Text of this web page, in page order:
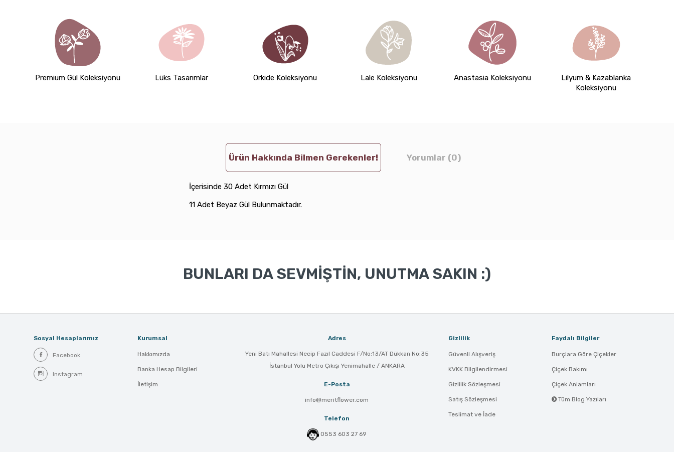
Premium Gül Koleksiyonu Lüks Tasarımlar Orkide Koleksiyonu Lale Koleksiyonu Anastasia Koleksiyonu
Lilyum & Kazablanka
Koleksiyonu
Ürün Hakkında Bilmen Gerekenler! Yorumlar (0)
İçerisinde 30 Adet Kırmızı Gül
11 Adet Beyaz Gül Bulunmaktadır.
BUNLARI DA SEVMİŞTİN, UNUTMA SAKIN :)
Sosyal Hesaplarımız
Facebook
Instagram
Kurumsal
Hakkımızda
Banka Hesap Bilgileri
İletişim
Adres
Yeni Batı Mahallesi Necip Fazıl Caddesi F/No:13/AT Dükkan No:35
İstanbul Yolu Metro Çıkışı Yenimahalle / ANKARA
E-Posta
info@meritflower.com
Telefon
0553 603 27 69
Gizlilik
Güvenli Alışveriş
KVKK Bilgilendirmesi
Gizlilik Sözleşmesi
Satış Sözleşmesi
Teslimat ve İade
Faydalı Bilgiler
Burçlara Göre Çiçekler
Çiçek Bakımı
Çiçek Anlamları
Tüm Blog Yazıları